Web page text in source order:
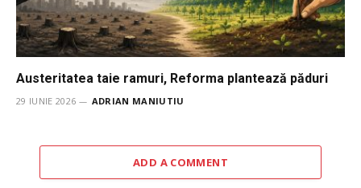
Austeritatea taie ramuri, Reforma plantează păduri
29 IUNIE 2026 ADRIAN MANIUTIU
ADD A COMMENT